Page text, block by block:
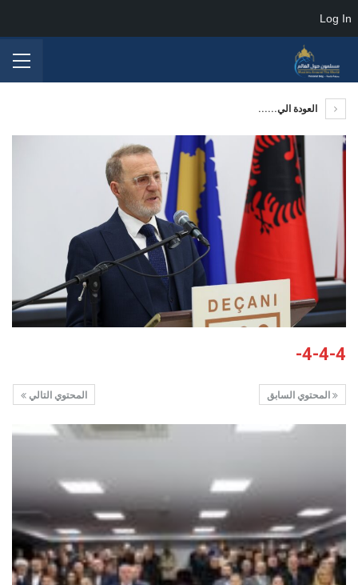
العودة الي......
4-4-4-
المحتوي التالي المحتوي السابق
Log In